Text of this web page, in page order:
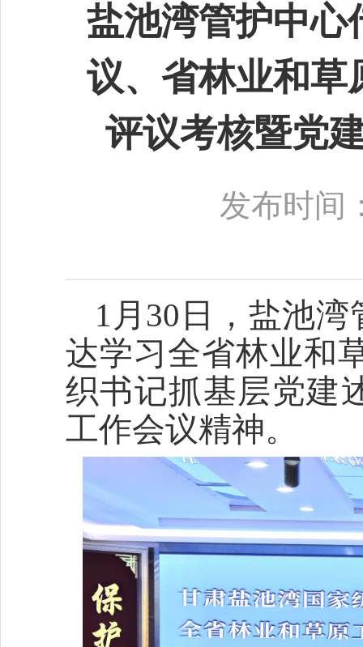
盐池湾管护中心
议、省林业和草
评议考核暨党
发布时间
1月30日，盐池
达学习全省林业和
织书记抓基层党建
工作会议精神。